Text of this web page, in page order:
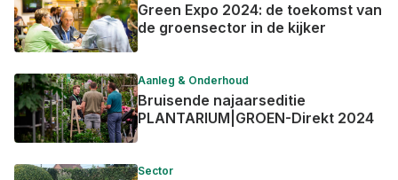
Green Expo 2024: de toekomst van
de groensector in de kijker
Aanleg & Onderhoud
Bruisende najaarseditie
PLANTARIUM|GROEN-Direkt 2024
Sector